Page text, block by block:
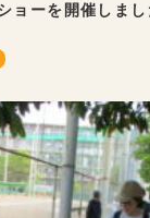
ョーを開催しま